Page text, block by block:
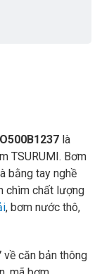
là
TSURUMI. Bơm
bằng tay nghề
chìm chất lượng
, bơm nước thô,
căn bản thông